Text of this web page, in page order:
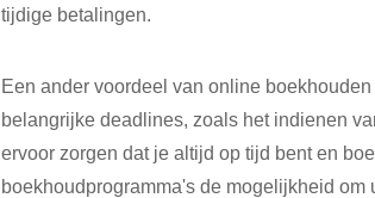
tijdige betalingen.
Een ander voordeel van online
belangrijke deadlines, zoals het indienen
ervoor zorgen dat je altijd op tijd bent en
boekhoudprogramma's de mogelijkheid